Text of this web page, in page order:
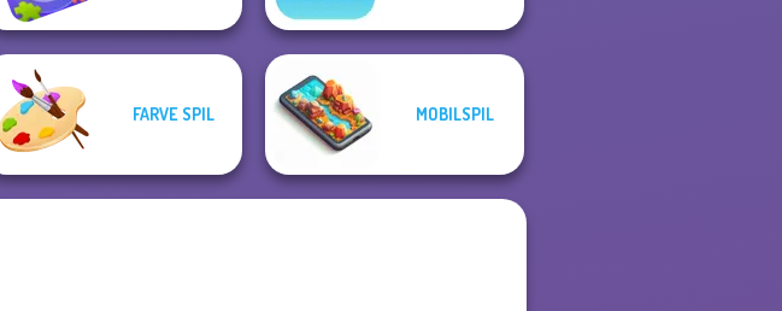
FARVE SPIL MOBILSPIL